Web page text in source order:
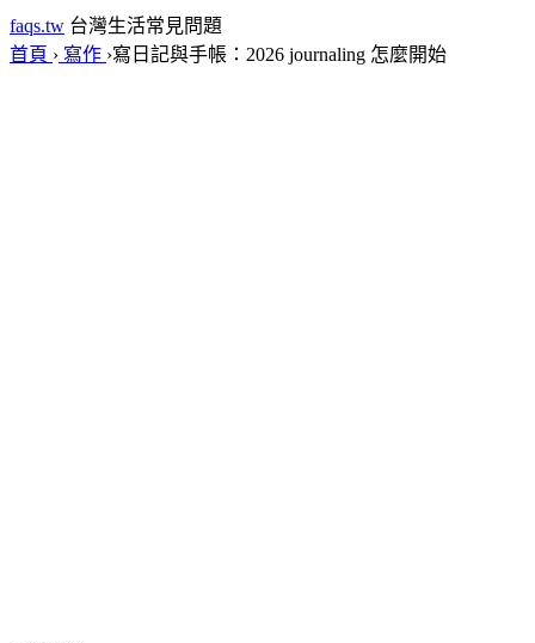
faqs.tw 台灣生活常見問題
首頁 › 寫作 ›寫日記與手帳：2026 journaling 怎麼開始